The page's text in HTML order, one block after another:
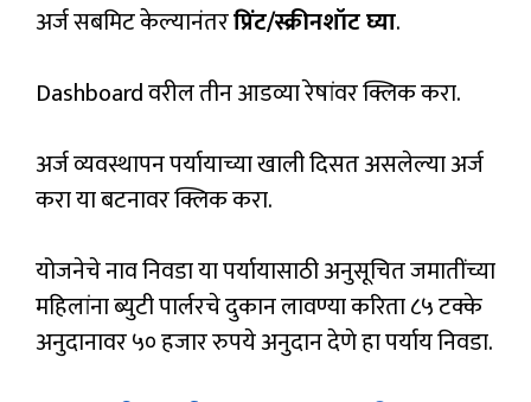
अर्ज सबमिट केल्यानंतरप्रिंट/स्क्रीनशॉट घ्या.
Dashboard वरील तीन आडव्या रेषांवर क्लिक करा.
अर्ज व्यवस्थापन पर्यायाच्या खाली दिसत असलेल्या अर्ज
करा या बटनावर क्लिक करा.
योजनेचे नाव निवडा या पर्यायासाठी अनुसूचित जमातींच्या
महिलांना ब्युटी पार्लरचे दुकान लावण्या करिता ८५ टक्के
अनुदानावर ५० हजार रुपये अनुदान देणे हा पर्याय निवडा.